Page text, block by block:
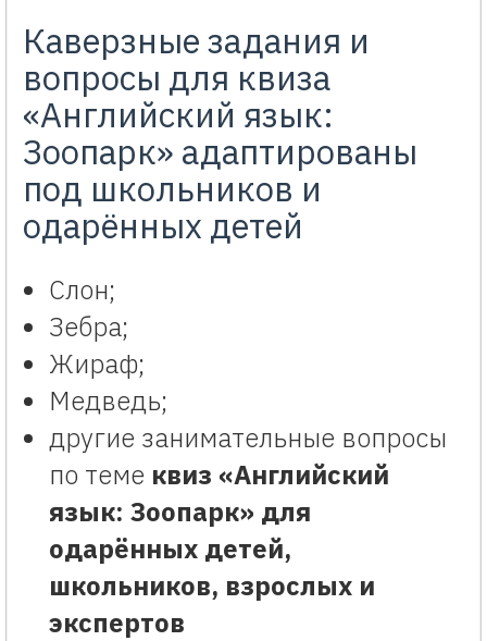
Каверзные задания и
вопросы для квиза
«Английский язык:
Зоопарк» адаптированы
под школьников и
одарённых детей
Слон;
Зебра;
Жираф;
Медведь;
другие занимательные вопросы
по теме квиз «Английский
язык: Зоопарк» для
одарённых детей,
школьников, взрослых и
экспертов